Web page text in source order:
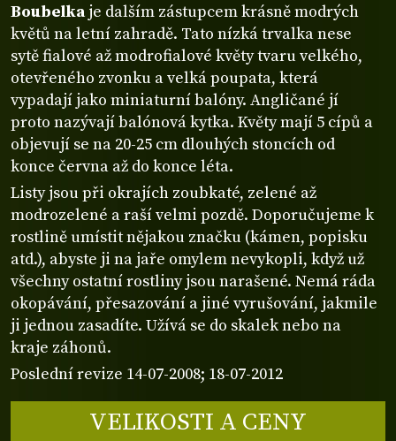
Boubelkaje dalším zástupcem krásně modrých
květů na letní zahradě. Tato nízká trvalka nese
sytě fialové až modrofialové květy tvaru velkého,
otevřeného zvonku a velká poupata, která
vypadají jako miniaturní balóny. Angličané jí
proto nazývají balónová kytka. Květy mají 5 cípů a
objevují se na 20-25 cm dlouhých stoncích od
konce června až do konce léta.
Listy jsou při okrajích zoubkaté, zelené až
modrozelené a raší velmi pozdě. Doporučujeme k
rostlině umístit nějakou značku (kámen, popisku
atd.), abyste ji na jaře omylem nevykopli, když už
všechny ostatní rostliny jsou narašené. Nemá ráda
okopávání, přesazování a jiné vyrušování, jakmile
ji jednou zasadíte. Užívá se do skalek nebo na
kraje záhonů.
Poslední revize 14-07-2008; 18-07-2012
VELIKOSTI A CENY